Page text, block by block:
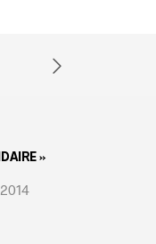
»